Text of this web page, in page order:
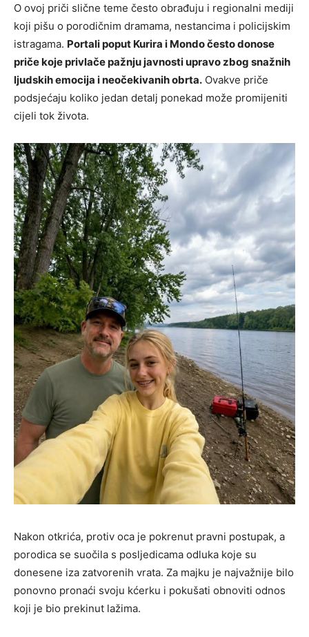
O ovoj priči slične teme često obrađuju i regionalni mediji
koji pišu o porodičnim dramama, nestancima i policijskim
istragama. Portali poput Kurira i Mondo često donose
priče koje privlače pažnju javnosti upravo zbog snažnih
ljudskih emocija i neočekivanih obrta. Ovakve priče
podsjećaju koliko jedan detalj ponekad može promijeniti
cijeli tok života.
Nakon otkrića, protiv oca je pokrenut pravni postupak, a
porodica se suočila s posljedicama odluka koje su
donesene iza zatvorenih vrata. Za majku je najvažnije bilo
ponovno pronaći svoju kćerku i pokušati obnoviti odnos
koji je bio prekinut lažima.